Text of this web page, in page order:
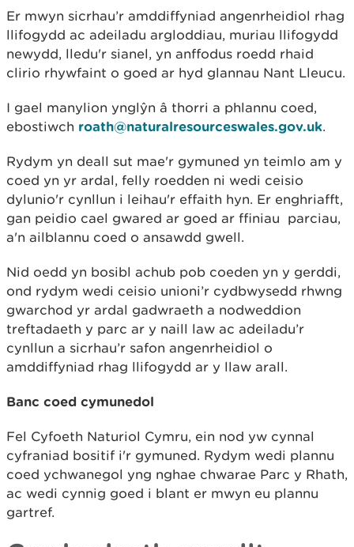
Er mwyn sicrhau’r amddiffyniad angenrheidiol rhag
llifogydd ac adeiladu argloddiau, muriau llifogydd
newydd, lledu'r sianel, yn anffodus roedd rhaid
clirio rhywfaint o goed ar hyd glannau Nant Lleucu.
I gael manylion ynglŷn â thorri a phlannu coed,
ebostiwch roath@naturalresourceswales.gov.uk.
Rydym yn deall sut mae'r gymuned yn teimlo am y
coed yn yr ardal, felly roedden ni wedi ceisio
dylunio'r cynllun i leihau'r effaith hyn. Er enghriafft,
gan peidio cael gwared ar goed ar ffiniau parciau,
a'n ailblannu coed o ansawdd gwell.
Nid oedd yn bosibl achub pob coeden yn y gerddi,
ond rydym wedi ceisio unioni’r cydbwysedd rhwng
gwarchod yr ardal gadwraeth a nodweddion
treftadaeth y parc ar y naill law ac adeiladu’r
cynllun a sicrhau’r safon angenrheidiol o
amddiffyniad rhag llifogydd ar y llaw arall.
Banc coed cymunedol
Fel Cyfoeth Naturiol Cymru, ein nod yw cynnal
cyfraniad bositif i'r gymuned. Rydym wedi plannu
coed ychwanegol yng nghae chwarae Parc y Rhath,
ac wedi cynnig goed i blant er mwyn eu plannu
gartref.